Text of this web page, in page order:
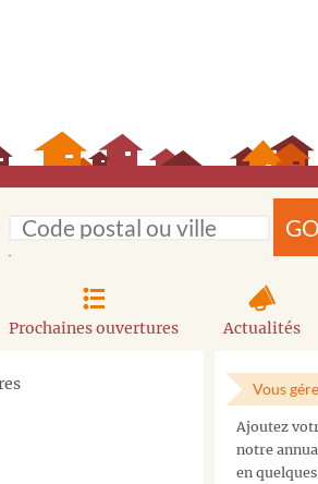
GO
Prochaines ouvertures Actualités
Vous
Ajoutez
notre
en